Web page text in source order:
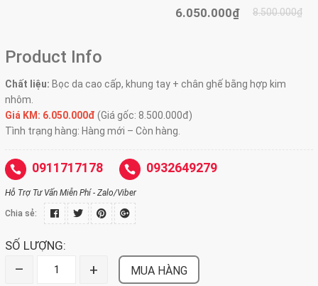
6.050.000₫ 8.500.000₫
Product Info
Chất liệu: Bọc da cao cấp, khung tay + chân ghế bằng hợp kim
nhôm.
Giá KM: 6.050.000đ (Giá gốc: 8.500.000đ)
Tình trạng hàng: Hàng mới – Còn hàng.
0911717178 0932649279
Hỗ Trợ Tư Vấn Miễn Phí - Zalo/Viber
Chia sẻ:
SỐ LƯỢNG:
– + MUA HÀNG